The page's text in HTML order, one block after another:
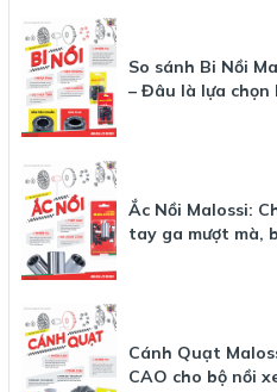
So sánh Bi Nồi
– Đâu là lựa chọn
Ắc Nồi Malossi:
tay ga mượt mà,
Cánh Quạt
CAO cho bộ nồi